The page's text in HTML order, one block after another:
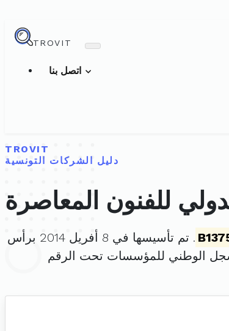
TROVIT
TROVIT
دليل الشركات التونسية
للفنون المعاصرة
. تم تأسيسها في 8 أفريل 2014 برأس
الوطني للمؤسسات تحت الرقم